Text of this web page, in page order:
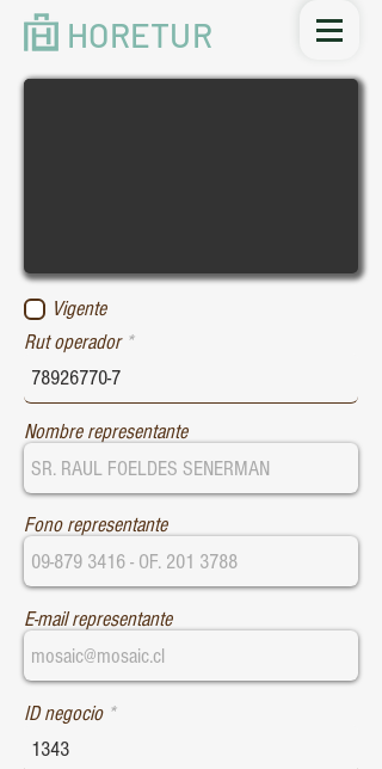
HORETUR
Vigente
Rut operador
Nombre representante
Fono representante
E-mail representante
ID negocio